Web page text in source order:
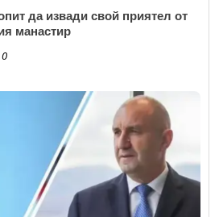
да извади свой приятел от
манастир
0